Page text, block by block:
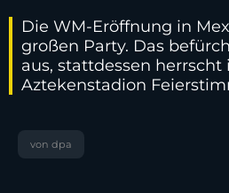
Die WM-Eröffnung in
großen Party. Das
aus, stattdessen
Aztekenstadion
von dpa